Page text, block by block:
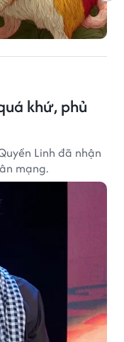
khứ, phủ
Linh đã nhận
mạng.